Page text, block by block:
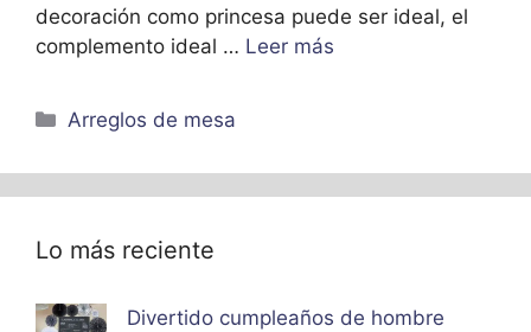
decoración como princesa puede ser ideal, el
complemento ideal … Leer más
Categorías
Arreglos de mesa
Lo más reciente
Divertido cumpleaños de hombre